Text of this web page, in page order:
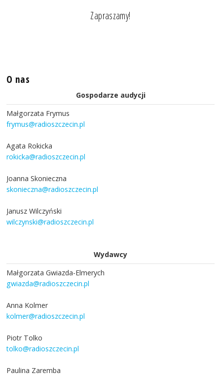
Zapraszamy!
O nas
Gospodarze audycji
Małgorzata Frymus
frymus@radioszczecin.pl
Agata Rokicka
rokicka@radioszczecin.pl
Joanna Skonieczna
skonieczna@radioszczecin.pl
Janusz Wilczyński
wilczynski@radioszczecin.pl
Wydawcy
Małgorzata Gwiazda-Elmerych
gwiazda@radioszczecin.pl
Anna Kolmer
kolmer@radioszczecin.pl
Piotr Tolko
tolko@radioszczecin.pl
Paulina Zaremba